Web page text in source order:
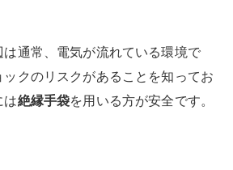
放置してしまうと、屋根や外壁に
にまで影響を与えてしまうので注
収してもらえます。